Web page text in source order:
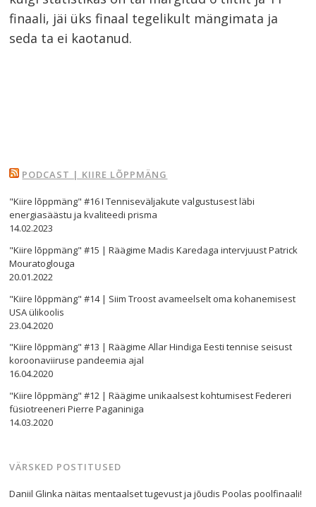
finaali, jäi üks finaal tegelikult mängimata ja
seda ta ei kaotanud.
PODCAST | KIIRE LÕPPMÄNG
"Kiire lõppmäng" #16 I Tenniseväljakute valgustusest läbi
energiasäästu ja kvaliteedi prisma
14.02.2023
"Kiire lõppmäng" #15 | Räägime Madis Karedaga intervjuust Patrick
Mouratoglouga
20.01.2022
"Kiire lõppmäng" #14 | Siim Troost avameelselt oma kohanemisest
USA ülikoolis
23.04.2020
"Kiire lõppmäng" #13 | Räägime Allar Hindiga Eesti tennise seisust
koroonaviiruse pandeemia ajal
16.04.2020
"Kiire lõppmäng" #12 | Räägime unikaalsest kohtumisest Federeri
füsiotreeneri Pierre Paganiniga
14.03.2020
VÄRSKED POSTITUSED
Daniil Glinka näitas mentaalset tugevust ja jõudis Poolas poolfinaali!